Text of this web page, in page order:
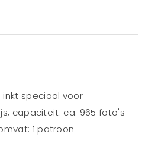
inkt speciaal voor
capaciteit: ca. 965 foto's
1 patroon